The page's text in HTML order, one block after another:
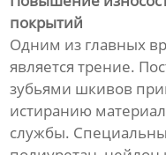
покрытий
Одним из главных
является трение.
зубьями шкивов
истиранию
службы.